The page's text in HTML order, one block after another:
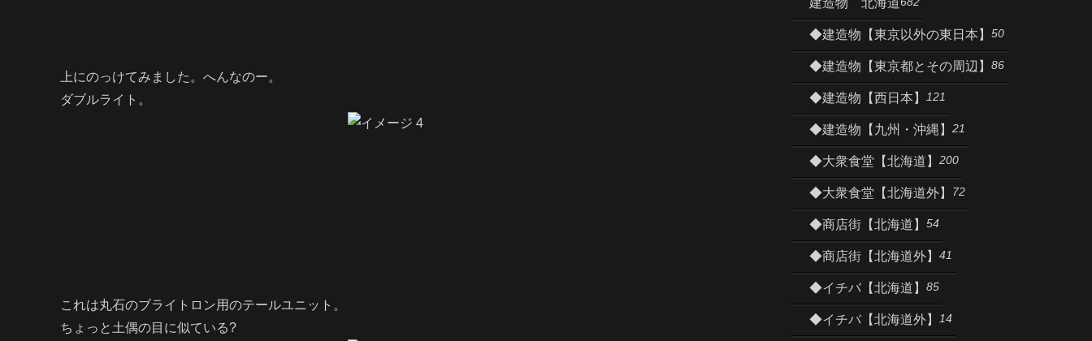
上にのっけてみました。へんなのー。
ダブルライト。
これは丸石のブライトロン用のテールユニット。
ちょっと土偶の目に似ている?
建造物 北海道
◆建造物【東京以外の東日本】 50
◆建造物【東京都とその周辺】 86
◆建造物【西日本】 121
◆建造物【九州・沖縄】 21
◆大衆食堂【北海道】 200
◆大衆食堂【北海道外】 72
◆商店街【北海道】 54
◆商店街【北海道外】 41
◆イチバ【北海道】 85
◆イチバ【北海道外】 14